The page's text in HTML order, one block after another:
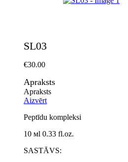
SL03
€30.00
Apraksts
Apraksts
Aizvērt
Peptīdu kompleksi
10 мl 0.33 fl.oz.
SASTĀVS: